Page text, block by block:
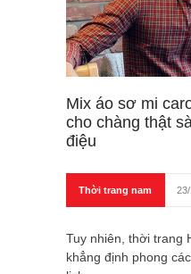
Mix áo sơ mi
cho chàng thật
điệu
Thời trang nam
Tuy nhiên, thời trang
khẳng định phong